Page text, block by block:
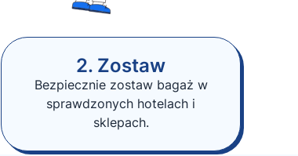
2. Zostaw
Bezpiecznie zostaw bagaż w
sprawdzonych hotelach i
sklepach.